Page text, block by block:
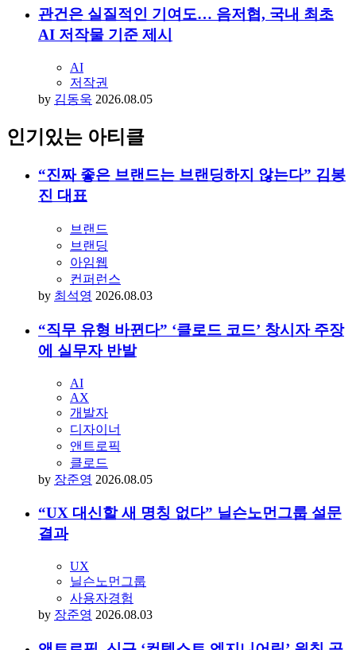
관건은 실질적인 기여도… 음저협, 국내 최초
AI 저작물 기준 제시
AI
저작권
by 김동욱 2026.08.05
인기있는 아티클
“진짜 좋은 브랜드는 브랜딩하지 않는다” 김봉
진 대표
브랜드
브랜딩
아임웹
컨퍼런스
by 최석영 2026.08.03
“직무 유형 바뀐다” ‘클로드 코드’ 창시자 주장
에 실무자 반발
AI
AX
개발자
디자이너
앤트로픽
클로드
by 장준영 2026.08.05
“UX 대신할 새 명칭 없다” 닐슨노먼그룹 설문
결과
UX
닐슨노먼그룹
사용자경험
by 장준영 2026.08.03